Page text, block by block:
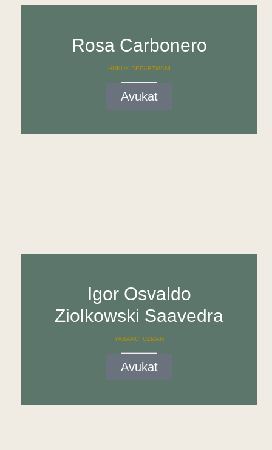
Rosa Carbonero
HUKUK DEPARTMANI
Avukat
Igor Osvaldo
Ziolkowski Saavedra
YABANCI UZMAN
Avukat